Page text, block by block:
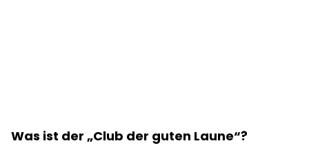
Was ist der „Club der guten Laune“?